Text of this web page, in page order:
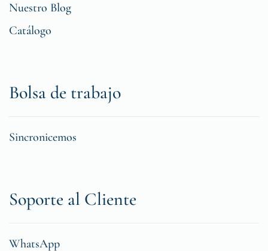
Nuestro Blog
Catálogo
Bolsa de trabajo
Sincronicemos
Soporte al Cliente
WhatsApp